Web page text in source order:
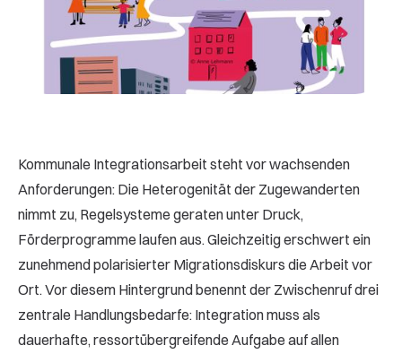
Kommunale Integrationsarbeit steht vor wachsenden
Anforderungen: Die Heterogenität der Zugewanderten
nimmt zu, Regelsysteme geraten unter Druck,
Förderprogramme laufen aus. Gleichzeitig erschwert ein
zunehmend polarisierter Migrationsdiskurs die Arbeit vor
Ort. Vor diesem Hintergrund benennt der Zwischenruf drei
zentrale Handlungsbedarfe: Integration muss als
dauerhafte, ressortübergreifende Aufgabe auf allen